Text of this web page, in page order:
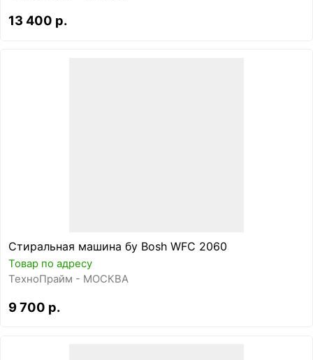
13 400 р.
Стиральная машина бу Bosh WFC 2060
Товар по адресу
ТехноПрайм - МОСКВА
9 700 р.